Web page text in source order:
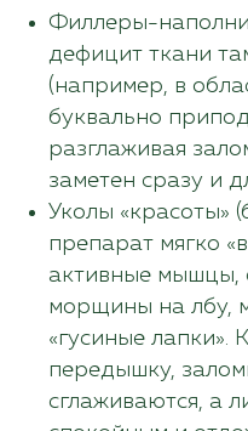
Филлеры-
дефицит ткани
(например, в
буквально
разглаживая
заметен сразу и
Уколы «красоты»
препарат мягко
активные мышцы,
морщины на лбу,
«гусиные лапки».
передышку,
сглаживаются, а